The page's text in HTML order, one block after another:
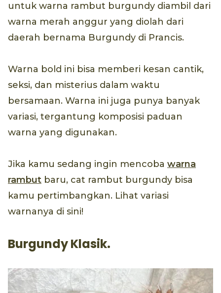
untuk warna rambut burgundy diambil dari
warna merah anggur yang diolah dari
daerah bernama Burgundy di Prancis.
Warna bold ini bisa memberi kesan cantik,
seksi, dan misterius dalam waktu
bersamaan. Warna ini juga punya banyak
variasi, tergantung komposisi paduan
warna yang digunakan.
Jika kamu sedang ingin mencoba warna
rambut baru, cat rambut burgundy bisa
kamu pertimbangkan. Lihat variasi
warnanya di sini!
Burgundy Klasik.